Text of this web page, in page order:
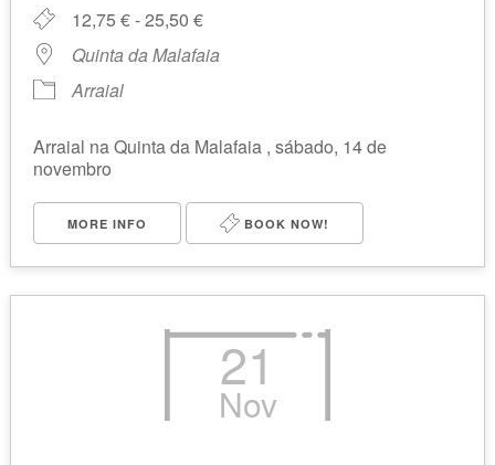
12,75 € - 25,50 €
Quinta da Malafaia
Arraial
Arraial na Quinta da Malafaia , sábado, 14 de
novembro
MORE INFO BOOK NOW!
21
Nov